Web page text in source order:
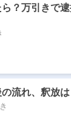
？万引きで
流れ、釈放は